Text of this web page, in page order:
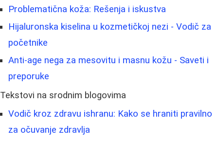
Problematična koža: Rešenja i iskustva
Hijaluronska kiselina u kozmetičkoj nezi - Vodič za
početnike
Anti-age nega za mesovitu i masnu kožu - Saveti i
preporuke
Tekstovi na srodnim blogovima
Vodič kroz zdravu ishranu: Kako se hraniti pravilno
za očuvanje zdravlja